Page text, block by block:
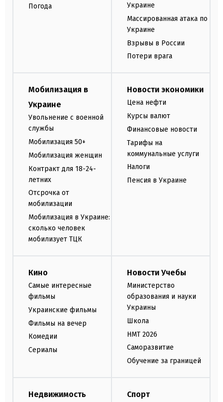
Погода
Украине
Массированная атака по
Украине
Взрывы в России
Потери врага
Мобилизация в
Украине
Увольнение с военной
службы
Мобилизация 50+
Мобилизация женщин
Контракт для 18-24-
летних
Отсрочка от
мобилизации
Мобилизация в Украине:
сколько человек
мобилизует ТЦК
Новости экономики
Цена нефти
Курсы валют
Финансовые новости
Тарифы на
коммунальные услуги
Налоги
Пенсия в Украине
Кино
Самые интересные
фильмы
Украинские фильмы
Фильмы на вечер
Комедии
Сериалы
Новости Учебы
Министерство
образования и науки
Украины
Школа
НМТ 2026
Саморазвитие
Обучение за границей
Недвижимость Спорт